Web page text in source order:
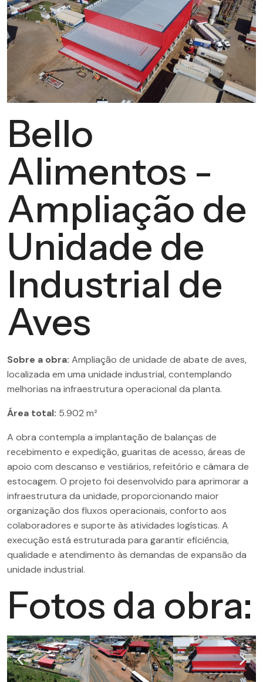
Bello
Alimentos -
Ampliação de
Unidade de
Industrial de
Aves
Sobre a obra: Ampliação de unidade de abate de aves,
localizada em uma unidade industrial, contemplando
melhorias na infraestrutura operacional da planta.
Área total: 5.902 m²
A obra contempla a implantação de balanças de
recebimento e expedição, guaritas de acesso, áreas de
apoio com descanso e vestiários, refeitório e câmara de
estocagem. O projeto foi desenvolvido para aprimorar a
infraestrutura da unidade, proporcionando maior
organização dos fluxos operacionais, conforto aos
colaboradores e suporte às atividades logísticas. A
execução está estruturada para garantir eficiência,
qualidade e atendimento às demandas de expansão da
unidade industrial.
Fotos da obra: